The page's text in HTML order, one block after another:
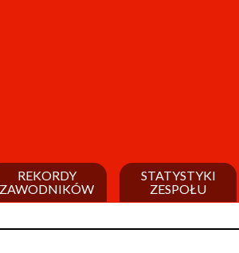
REKORDY
ZAWODNIKÓW
STATYSTYKI
ZESPOŁU